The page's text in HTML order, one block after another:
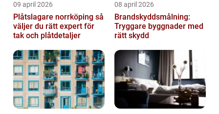
09 april 2026
Plåtslagare norrköping så
väljer du rätt expert för
tak och plåtdetaljer
08 april 2026
Brandskyddsmålning:
Tryggare byggnader med
rätt skydd